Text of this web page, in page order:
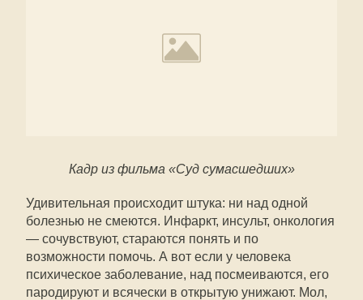
Кадр из фильма «Суд сумасшедших»
Удивительная происходит штука: ни над одной
болезнью не смеются. Инфаркт, инсульт, онкология
— сочувствуют, стараются понять и по
возможности помочь. А вот если у человека
психическое заболевание, над посмеиваются, его
пародируют и всячески в открытую унижают. Мол,